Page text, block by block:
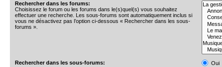
Rechercher dans les forums:
Choisissez le forum ou les forums dans le(s)quel(s) vous souhaitez
effectuer une recherche. Les sous-forums sont automatiquement inclus si
vous ne désactivez pas l’option ci-dessous « Rechercher dans les sous-
forums ».
Rechercher dans les sous-forums:
Oui